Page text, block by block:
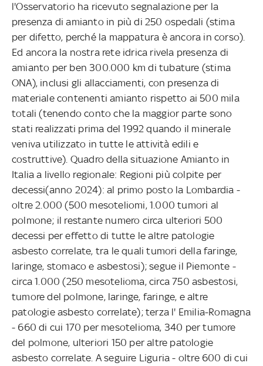
l'Osservatorio ha ricevuto segnalazione per la
presenza di amianto in più di 250 ospedali (stima
per difetto, perché la mappatura è ancora in corso).
Ed ancora la nostra rete idrica rivela presenza di
amianto per ben 300.000 km di tubature (stima
ONA), inclusi gli allacciamenti, con presenza di
materiale contenenti amianto rispetto ai 500 mila
totali (tenendo conto che la maggior parte sono
stati realizzati prima del 1992 quando il minerale
veniva utilizzato in tutte le attività edili e
costruttive). Quadro della situazione Amianto in
Italia a livello regionale: Regioni più colpite per
decessi(anno 2024): al primo posto la Lombardia -
oltre 2.000 (500 mesoteliomi, 1.000 tumori al
polmone; il restante numero circa ulteriori 500
decessi per effetto di tutte le altre patologie
asbesto correlate, tra le quali tumori della faringe,
laringe, stomaco e asbestosi); segue il Piemonte -
circa 1.000 (250 mesotelioma, circa 750 asbestosi,
tumore del polmone, laringe, faringe, e altre
patologie asbesto correlate); terza l' Emilia-Romagna
- 660 di cui 170 per mesotelioma, 340 per tumore
del polmone, ulteriori 150 per altre patologie
asbesto correlate. A seguire Liguria - oltre 600 di cui